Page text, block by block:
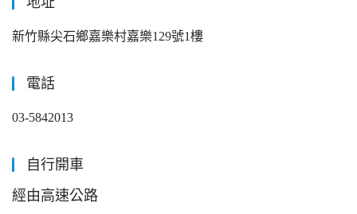
新竹縣尖石鄉嘉樂村嘉樂129號1樓
電話
03-5842013
自行開車
經由高速公路